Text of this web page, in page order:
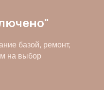
базой, ремонт,
на выбор